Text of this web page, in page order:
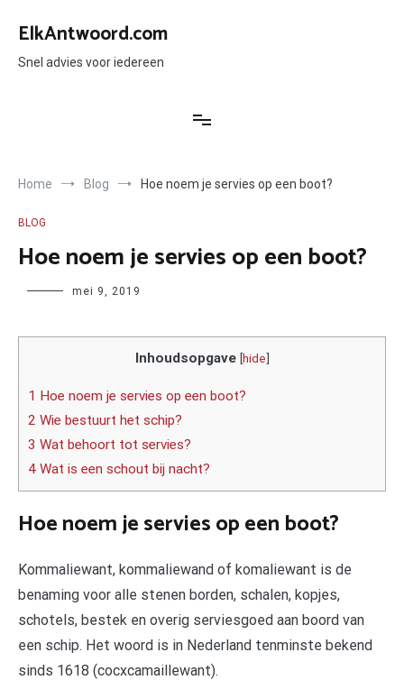
naar
inhoud
ElkAntwoord.com
Snel advies voor iedereen
Home Blog Hoe noem je servies op een boot?
BLOG
Hoe noem je servies op een boot?
Author mei 9, 2019
Inhoudsopgave [hide]
1 Hoe noem je servies op een boot?
2 Wie bestuurt het schip?
3 Wat behoort tot servies?
4 Wat is een schout bij nacht?
Hoe noem je servies op een boot?
Kommaliewant, kommaliewand of komaliewant is de
benaming voor alle stenen borden, schalen, kopjes,
schotels, bestek en overig serviesgoed aan boord van
een schip. Het woord is in Nederland tenminste bekend
sinds 1618 (cocxcamaillewant).